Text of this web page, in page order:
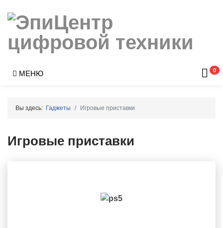
МЕНЮ 0
Вы здесь: Гаджеты Игровые приставки
Игровые приставки